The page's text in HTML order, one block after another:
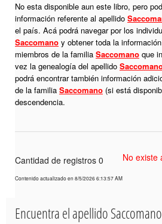
No esta disponible aun este libro, pero
información referente al apellido
el país. Acá podrá navegar por los
Saccomano y obtener toda la
miembros de la familia Saccomano que
vez la genealogía del apellido
podrá encontrar también información
de la familia Saccomano (si está
descendencia.
No existe
Cantidad de registros 0
Contenido actualizado en 8/5/2026 6:13:57 AM
Encuentra el apellido